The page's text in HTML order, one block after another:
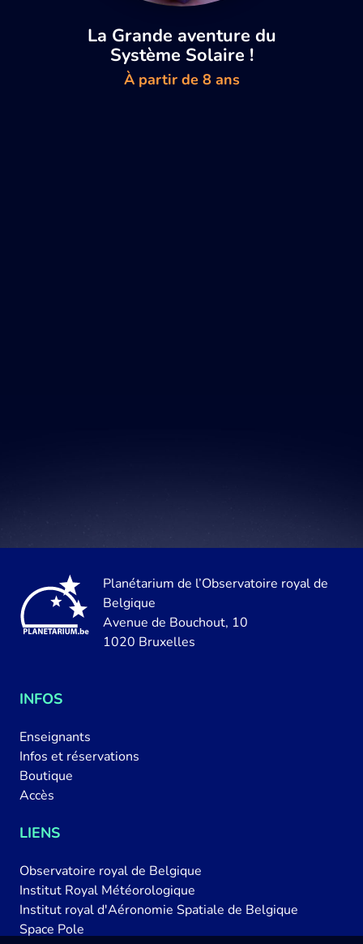
La Grande aventure du
Système Solaire !
À partir de 8 ans
Planétarium de l’Observatoire royal de
Belgique
Avenue de Bouchout, 10
1020 Bruxelles
INFOS
Enseignants
Infos et réservations
Boutique
Accès
LIENS
Observatoire royal de Belgique
Institut Royal Météorologique
Institut royal d'Aéronomie Spatiale de Belgique
Space Pole